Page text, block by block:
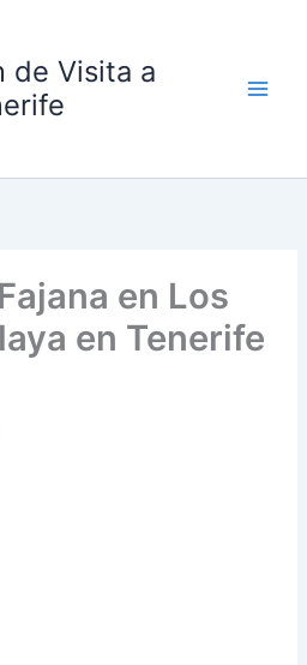
de Visita a
en Los
en Tenerife